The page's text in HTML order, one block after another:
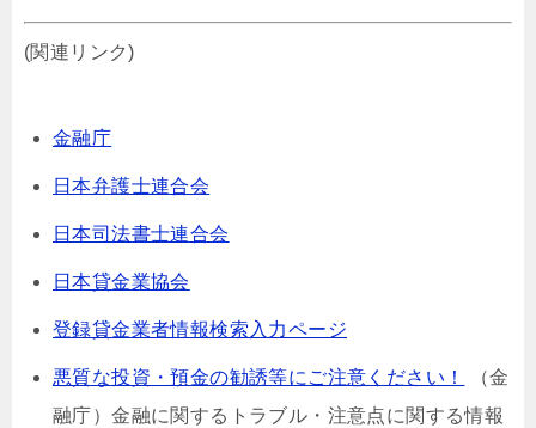
(関連リンク)
金融庁
日本弁護士連合会
日本司法書士連合会
日本貸金業協会
登録貸金業者情報検索入力ページ
悪質な投資・預金の勧誘等にご注意ください！
（金
融庁）⾦融に関するトラブル・注意点に関する情報